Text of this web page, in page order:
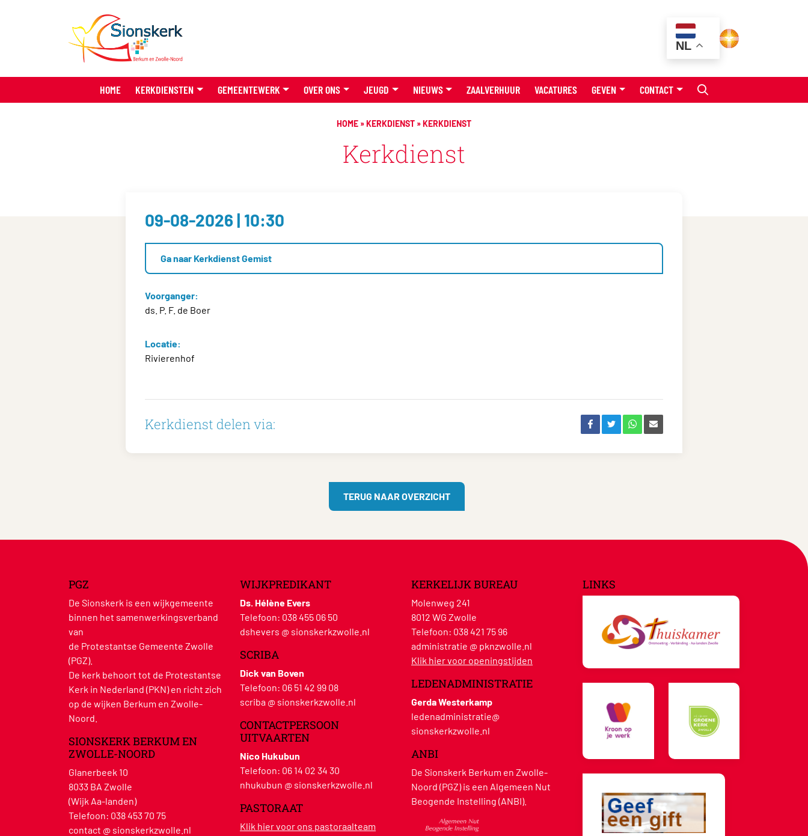
NL
HOME KERKDIENSTEN GEMEENTEWERK OVER ONS JEUGD NIEUWS ZAALVERHUUR VACATURES GEVEN CONTACT
HOME »KERKDIENST »KERKDIENST
Kerkdienst
09-08-2026 | 10:30
Ga naar Kerkdienst Gemist
Voorganger:
ds. P. F. de Boer
Locatie:
Rivierenhof
Kerkdienst delen via:
TERUG NAAR OVERZICHT
PGZ
De Sionskerk is een wijkgemeente
binnen het samenwerkingsverband
van
de Protestantse Gemeente Zwolle
(PGZ).
De kerk behoort tot de Protestantse
Kerk in Nederland (PKN) en richt zich
op de wijken Berkum en Zwolle-
Noord.
SIONSKERK BERKUM EN
ZWOLLE-NOORD
Glanerbeek 10
8033 BA Zwolle
(Wijk Aa-landen)
Telefoon: 038 453 70 75
contact @ sionskerkzwolle.nl
WIJKPREDIKANT
Ds. Hélène Evers
Telefoon: 038 455 06 50
dshevers @ sionskerkzwolle.nl
SCRIBA
Dick van Boven
Telefoon: 06 51 42 99 08
scriba @ sionskerkzwolle.nl
CONTACTPERSOON
UITVAARTEN
Nico Hukubun
Telefoon: 06 14 02 34 30
nhukubun @ sionskerkzwolle.nl
PASTORAAT
Klik hier voor ons pastoraalteam
KERKELIJK BUREAU
Molenweg 241
8012 WG Zwolle
Telefoon: 038 421 75 96
administratie @ pknzwolle.nl
Klik hier voor openingstijden
LEDENADMINISTRATIE
Gerda Westerkamp
ledenadministratie@
sionskerkzwolle.nl
ANBI
De Sionskerk Berkum en Zwolle-
Noord (PGZ) is een Algemeen Nut
Beogende Instelling (ANBI).
LINKS